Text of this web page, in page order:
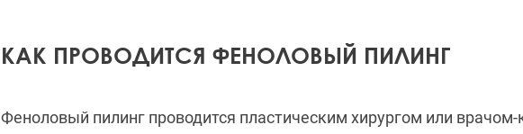
КАК ПРОВОДИТСЯ ФЕНОЛОВЫЙ ПИЛИНГ
Феноловый пилинг проводится пластическим хирургом или